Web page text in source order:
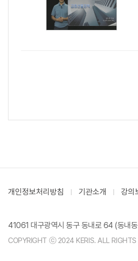
개인정보처리방침 기관소개 강의
41061 대구광역시 동구 동내로 64 (동내
COPYRIGHT ⓒ 2024 KERIS. ALL RIGHTS